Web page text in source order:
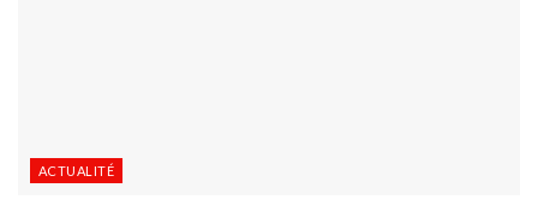
ACTUALITÉ